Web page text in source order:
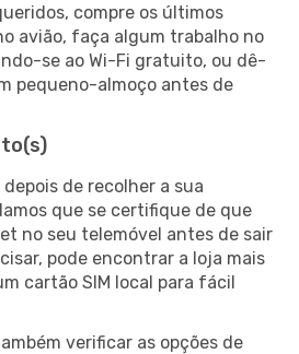
compre os últimos
avião, faça algum trabalho no
se ao Wi-Fi gratuito, ou dê-
pequeno-almoço antes de
de recolher a sua
que se certifique de que
no seu telemóvel antes de sair
pode encontrar a loja mais
cartão SIM local para fácil
verificar as opções de